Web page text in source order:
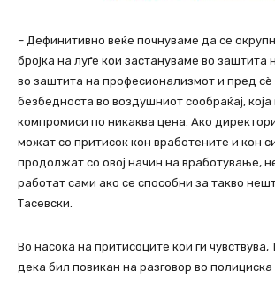
– Дефинитивно веќе почнуваме да се
бројка на луѓе кои застануваме во заштита
во заштита на професионализмот и пред сè
безбедноста во воздушниот сообраќај, која
компромиси по никаква цена. Ако
можат со притисок кон вработените и кон
продолжат со овој начин на вработување,
работат сами ако се способни за такво
Тасевски.
Во насока на притисоците кои ги чувствува,
дека бил повикан на разговор во полициска